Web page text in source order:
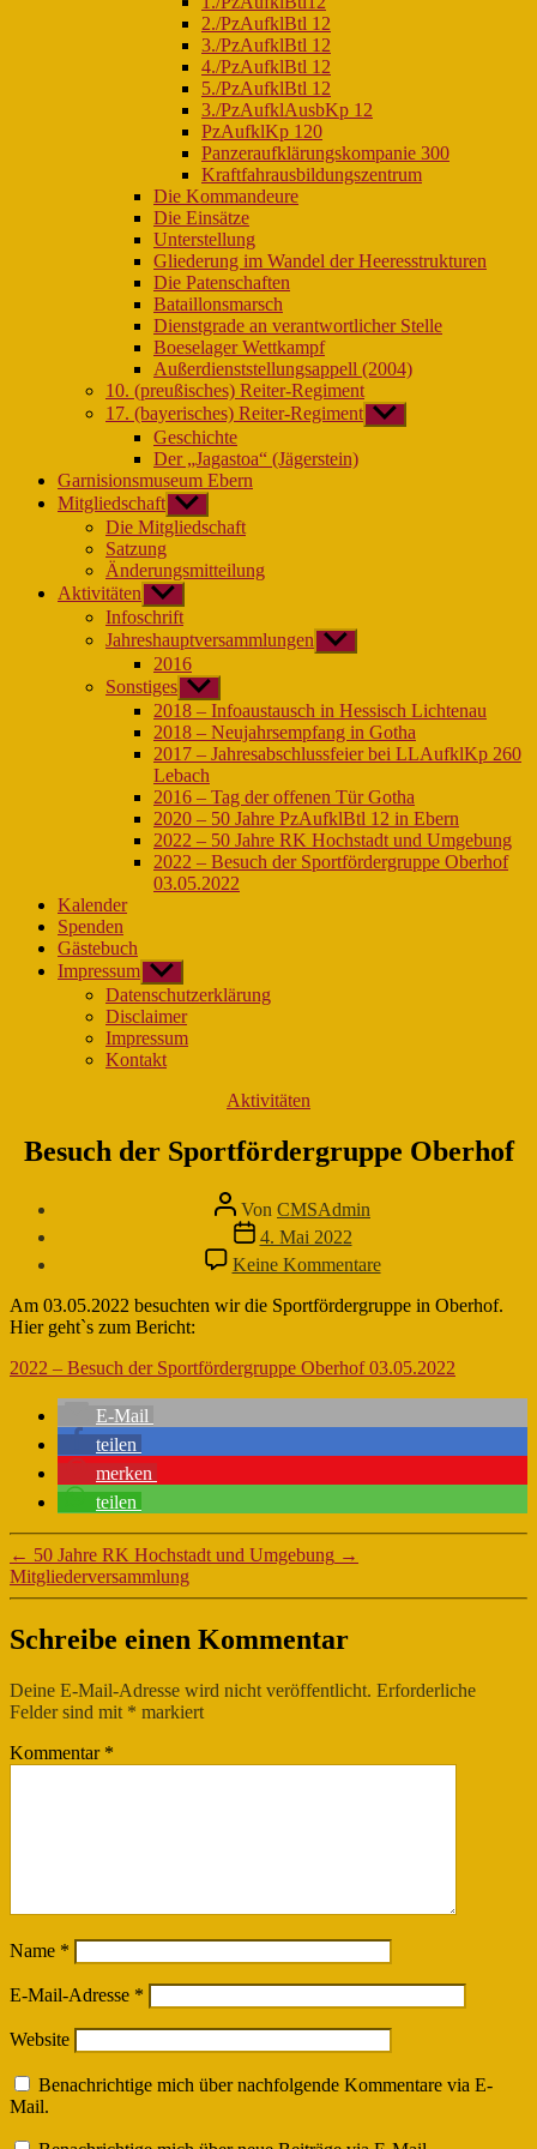
2./PzAufklBtl 12
3./PzAufklBtl 12
4./PzAufklBtl 12
5./PzAufklBtl 12
3./PzAufklAusbKp 12
PzAufklKp 120
Panzeraufklärungskompanie 300
Kraftfahrausbildungszentrum
Die Kommandeure
Die Einsätze
Unterstellung
Gliederung im Wandel der Heeresstrukturen
Die Patenschaften
Bataillonsmarsch
Dienstgrade an verantwortlicher Stelle
Boeselager Wettkampf
Außerdienststellungsappell (2004)
10. (preußisches) Reiter-Regiment
17. (bayerisches) Reiter-Regiment Untermenü
anzeigen
Geschichte
Der „Jagastoa“ (Jägerstein)
Garnisionsmuseum Ebern
Mitgliedschaft Untermenü
anzeigen
Die Mitgliedschaft
Satzung
Änderungsmitteilung
Aktivitäten Untermenü
anzeigen
Infoschrift
Jahreshauptversammlungen Untermenü
anzeigen
2016
Sonstiges Untermenü
anzeigen
2018 – Infoaustausch in Hessisch Lichtenau
2018 – Neujahrsempfang in Gotha
2017 – Jahresabschlussfeier bei LLAufklKp 260
Lebach
2016 – Tag der offenen Tür Gotha
2020 – 50 Jahre PzAufklBtl 12 in Ebern
2022 – 50 Jahre RK Hochstadt und Umgebung
2022 – Besuch der Sportfördergruppe Oberhof
03.05.2022
Kalender
Spenden
Gästebuch
Impressum Untermenü
anzeigen
Datenschutzerklärung
Disclaimer
Impressum
Kontakt
Kategorien
Aktivitäten
Besuch der Sportfördergruppe Oberhof
Beitragsautor
Von CMSAdmin
Veröffentlichungsdatum
4. Mai 2022
Keine Kommentarezu
Besuch
der
Sportfördergruppe
Am 03.05.2022 besuchten wir die Sportfördergruppe in Oberhof.
Hier geht`s zum Bericht:
2022 – Besuch der Sportfördergruppe Oberhof 03.05.2022
E-Mail
teilen
merken
teilen
← 50 Jahre RK Hochstadt und Umgebung →
Mitgliederversammlung
Schreibe einen Kommentar
Deine E-Mail-Adresse wird nicht veröffentlicht. Erforderliche
Felder sind mit * markiert
Kommentar *
Name *
E-Mail-Adresse *
Website
Benachrichtige mich über nachfolgende Kommentare via E-
Mail.